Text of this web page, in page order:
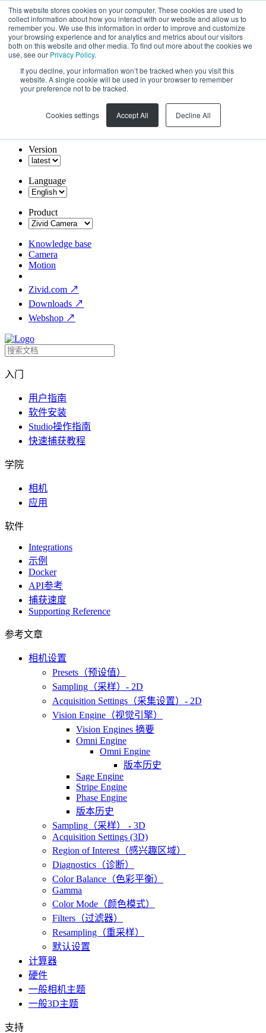
This website stores cookies on your computer. These cookies are used to
collect information about how you interact with our website and allow us to
remember you. We use this information in order to improve and customize
your browsing experience and for analytics and metrics about our visitors
both on this website and other media. To find out more about the cookies we
use, see our Privacy Policy.
If you decline, your information won’t be tracked when you visit this
website. A single cookie will be used in your browser to remember
your preference not to be tracked.
Cookies settings Accept All Decline All
Version
Language
Product
Knowledge base
Camera
Motion
Zivid.com ↗
Downloads ↗
Webshop ↗
入门
用户指南
软件安装
Studio操作指南
快速捕获教程
学院
相机
应用
软件
Integrations
示例
Docker
API参考
捕获速度
Supporting Reference
参考文章
相机设置
Presets（预设值）
Sampling（采样）- 2D
Acquisition Settings（采集设置）- 2D
Vision Engine（视觉引擎）
Vision Engines 摘要
Omni Engine
Omni Engine
版本历史
Sage Engine
Stripe Engine
Phase Engine
版本历史
Sampling（采样） - 3D
Acquisition Settings (3D)
Region of Interest（感兴趣区域）
Diagnostics（诊断）
Color Balance（色彩平衡）
Gamma
Color Mode（颜色模式）
Filters（过滤器）
Resampling（重采样）
默认设置
计算器
硬件
一般相机主题
一般3D主题
支持